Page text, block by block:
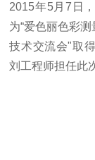
2015年5月7日
为“爱色丽色彩
技术交流会"取
刘工程师担任此